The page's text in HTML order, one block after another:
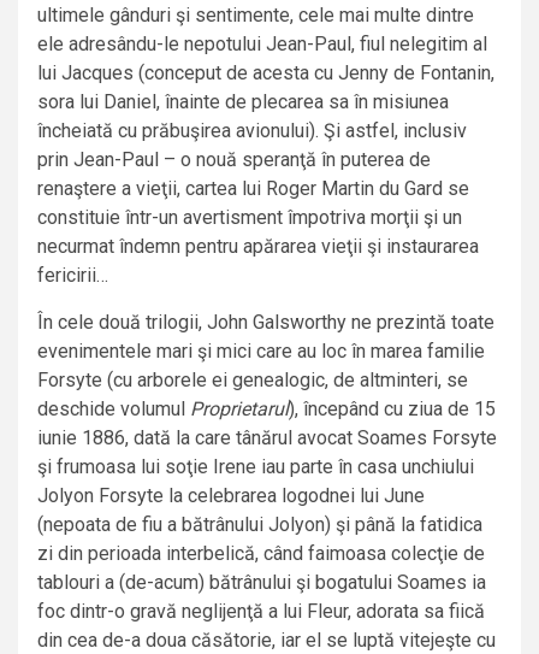
ultimele gânduri şi sentimente, cele mai multe dintre
ele adresându-le nepotului Jean-Paul, fiul nelegitim al
lui Jacques (conceput de acesta cu Jenny de Fontanin,
sora lui Daniel, înainte de plecarea sa în misiunea
încheiată cu prăbuşirea avionului). Şi astfel, inclusiv
prin Jean-Paul – o nouă speranţă în puterea de
renaştere a vieţii, cartea lui Roger Martin du Gard se
constituie într-un avertisment împotriva morţii şi un
necurmat îndemn pentru apărarea vieţii şi instaurarea
fericirii…
În cele două trilogii, John Galsworthy ne prezintă toate
evenimentele mari şi mici care au loc în marea familie
Forsyte (cu arborele ei genealogic, de altminteri, se
deschide volumul Proprietarul), începând cu ziua de 15
iunie 1886, dată la care tânărul avocat Soames Forsyte
şi frumoasa lui soţie Irene iau parte în casa unchiului
Jolyon Forsyte la celebrarea logodnei lui June
(nepoata de fiu a bătrânului Jolyon) şi până la fatidica
zi din perioada interbelică, când faimoasa colecţie de
tablouri a (de-acum) bătrânului şi bogatului Soames ia
foc dintr-o gravă neglijenţă a lui Fleur, adorata sa fiică
din cea de-a doua căsătorie, iar el se luptă vitejeşte cu